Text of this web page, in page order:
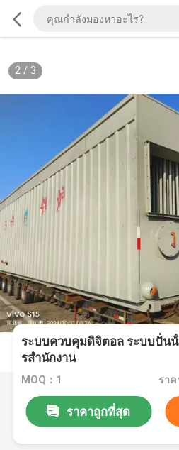
2/ 3
ระบบควบคุมดิจิตอล ระบบปั่น
รสํานักงาน
MOQ：1 ราค
ราคาถูกที่สุด